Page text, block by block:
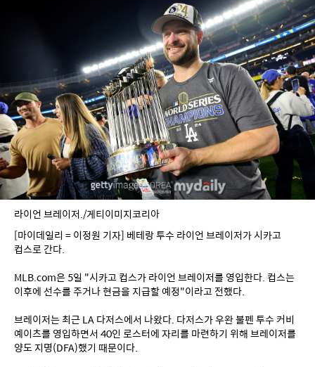
라이언 브레이저./게티이미지코리아
[마이데일리 = 이정원 기자] 베테랑 투수 라이언 브레이저가 시카고
컵스로 간다.
MLB.com은 5일 "시카고 컵스가 라이언 브레이저를 영입한다. 컵스는
이후에 선수를 주거나 현금을 지급할 예정"이라고 전했다.
브레이저는 최근 LA 다저스에서 나왔다. 다저스가 우완 불펜 투수 커비
예이츠를 영입하면서 40인 로스터에 자리를 마련하기 위해 브레이저를
양도 지명(DFA)했기 때문이다.